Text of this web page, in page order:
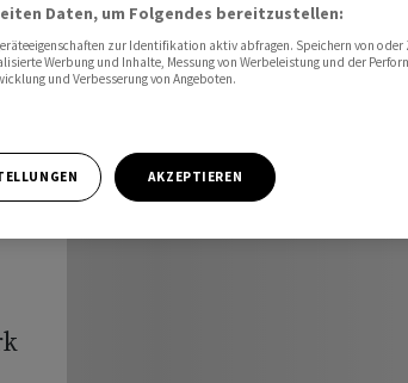
Daten, um Folgendes bereitzustellen:
zur Identifikation aktiv abfragen. Speichern von oder
Werbung und Inhalte, Messung von Werbeleistung und der
und Verbesserung von Angeboten.
AKZEPTIEREN